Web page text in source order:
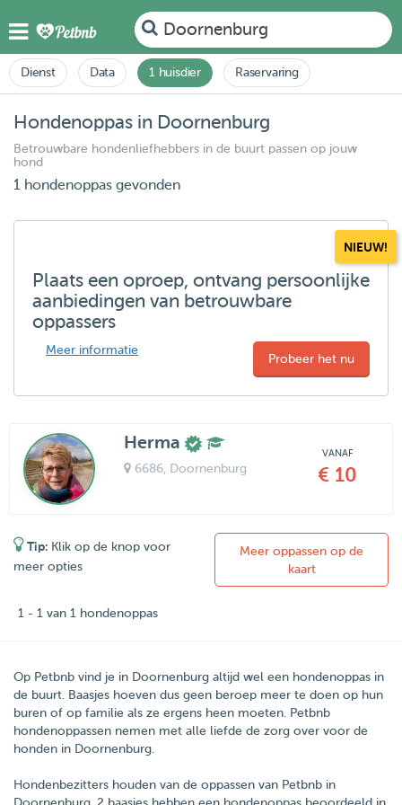
Doornenburg
Dienst Data 1 huisdier Raservaring
Hondenoppas in Doornenburg
Betrouwbare hondenliefhebbers in de buurt passen op jouw
hond
1 hondenoppas gevonden
NIEUW!
Plaats een oproep, ontvang persoonlijke
aanbiedingen van betrouwbare
oppassers
Meer informatie
Probeer het nu
Herma
6686, Doornenburg
VANAF
€ 10
Tip: Klik op de knop voor
meer opties
Meer oppassen op de
kaart
1 - 1 van 1 hondenoppas
Op Petbnb vind je in Doornenburg altijd wel een hondenoppas in
de buurt. Baasjes hoeven dus geen beroep meer te doen op hun
buren of op familie als ze ergens heen moeten. Petbnb
hondenoppassen nemen met alle liefde de zorg over voor de
honden in Doornenburg.
Hondenbezitters houden van de oppassen van Petbnb in